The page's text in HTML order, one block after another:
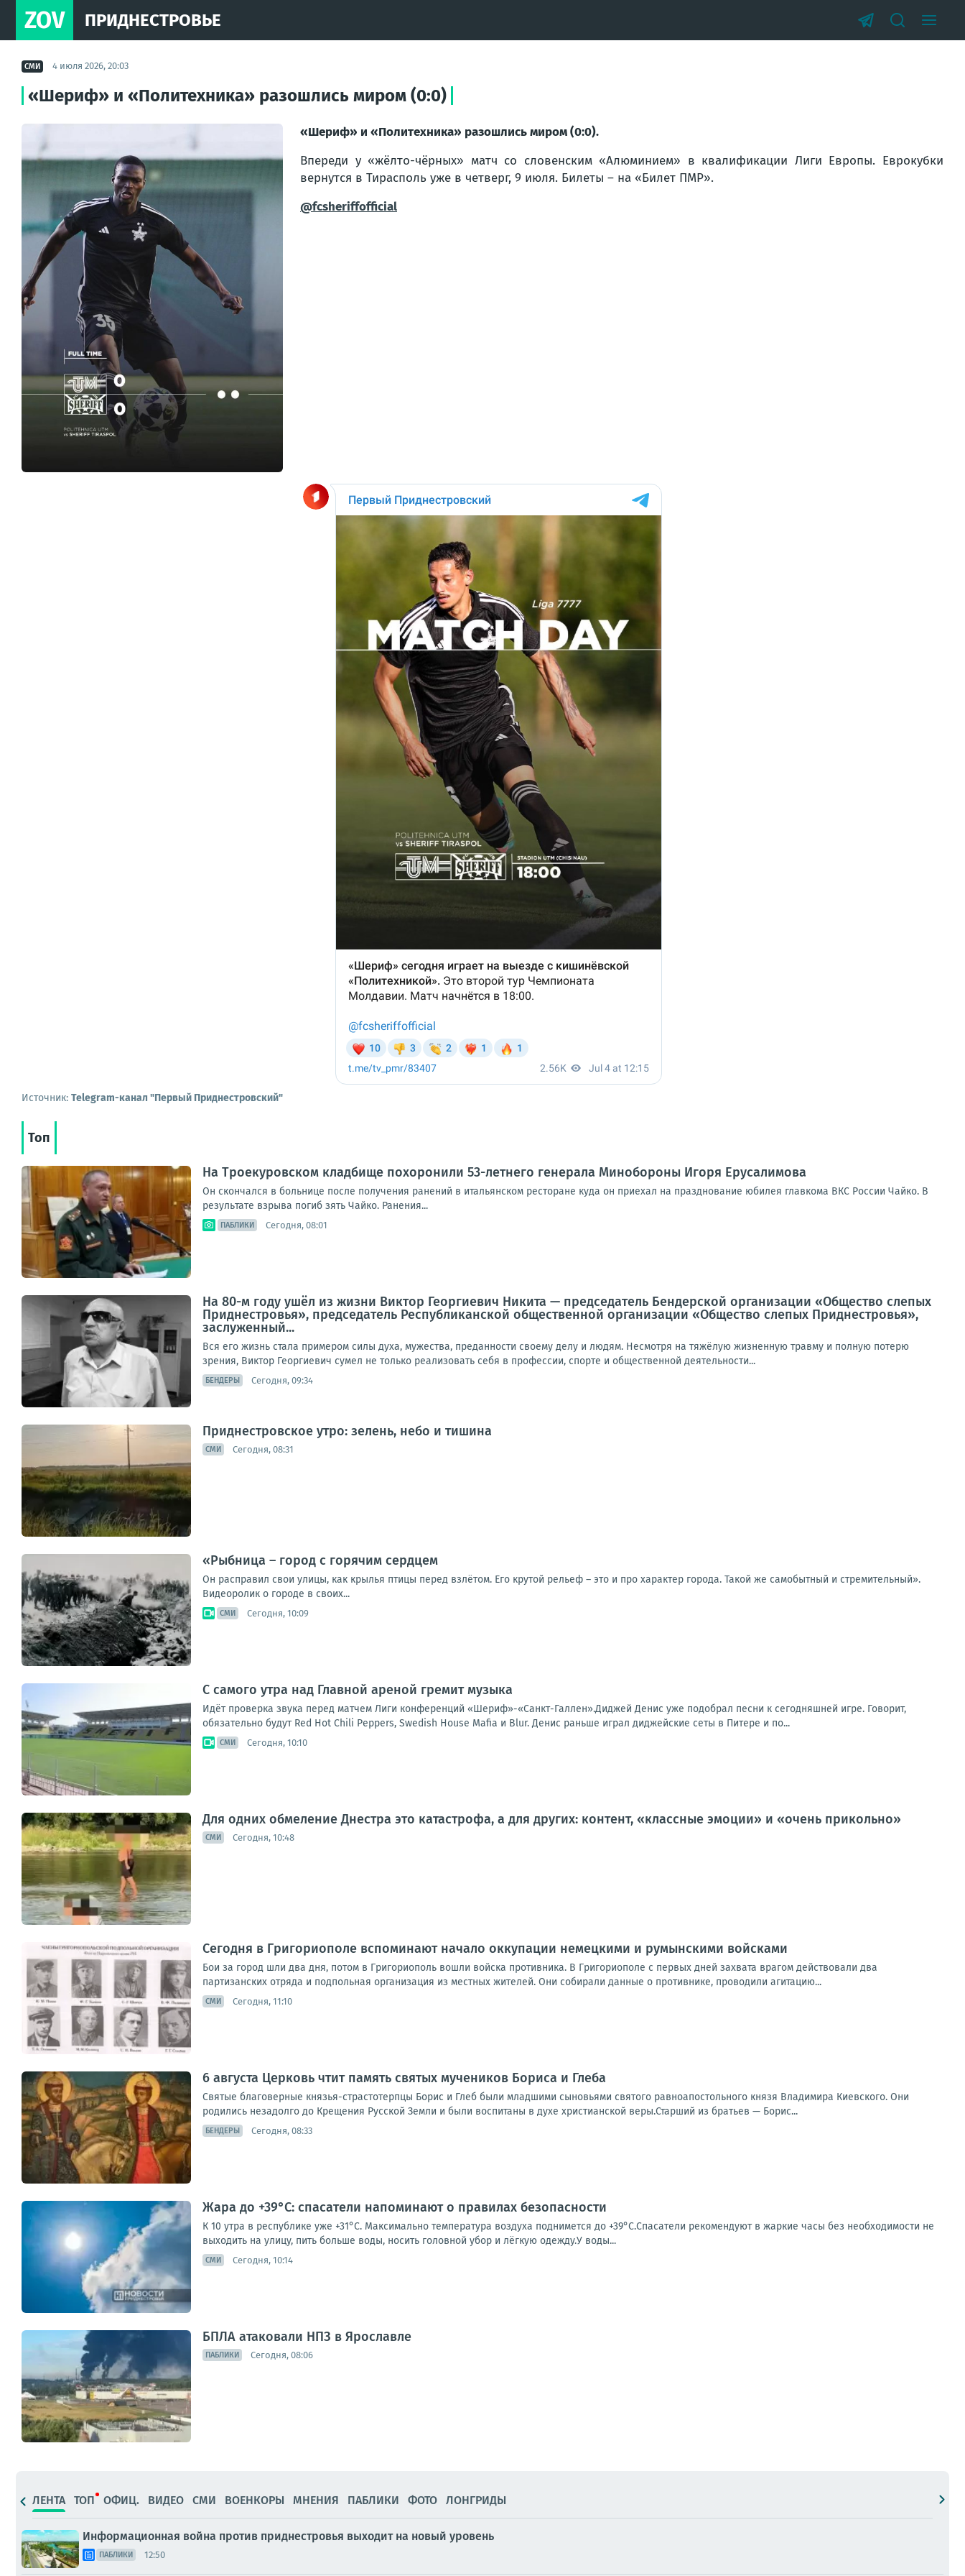
ZOV ПРИДНЕСТРОВЬЕ
СМИ 4 июля 2026, 20:03
«Шериф» и «Политехника» разошлись миром (0:0)
«Шериф» и «Политехника» разошлись миром (0:0).
Впереди у «жёлто-чёрных» матч со словенским «Алюминием» в квалификации Лиги Европы. Еврокубки
вернутся в Тирасполь уже в четверг, 9 июля. Билеты – на «Билет ПМР».
@fcsheriffofficial
Источник: Telegram-канал "Первый Приднестровский"
Топ
На Троекуровском кладбище похоронили 53-летнего генерала Минобороны Игоря Ерусалимова
Он скончался в больнице после получения ранений в итальянском ресторане куда он приехал на празднование юбилея главкома ВКС России Чайко. В
результате взрыва погиб зять Чайко. Ранения...
ПАБЛИКИ Сегодня, 08:01
На 80-м году ушёл из жизни Виктор Георгиевич Никита — председатель Бендерской организации «Общество слепых
Приднестровья», председатель Республиканской общественной организации «Общество слепых Приднестровья»,
заслуженный...
Вся его жизнь стала примером силы духа, мужества, преданности своему делу и людям. Несмотря на тяжёлую жизненную травму и полную потерю
зрения, Виктор Георгиевич сумел не только реализовать себя в профессии, спорте и общественной деятельности...
БЕНДЕРЫ Сегодня, 09:34
Приднестровское утро: зелень, небо и тишина
СМИ Сегодня, 08:31
«Рыбница – город с горячим сердцем
Он расправил свои улицы, как крылья птицы перед взлётом. Его крутой рельеф – это и про характер города. Такой же самобытный и стремительный».
Видеоролик о городе в своих...
СМИ Сегодня, 10:09
С самого утра над Главной ареной гремит музыка
Идёт проверка звука перед матчем Лиги конференций «Шериф»-«Санкт-Галлен».Диджей Денис уже подобрал песни к сегодняшней игре. Говорит,
обязательно будут Red Hot Chili Peppers, Swedish House Mafia и Blur. Денис раньше играл диджейские сеты в Питере и по...
СМИ Сегодня, 10:10
Для одних обмеление Днестра это катастрофа, а для других: контент, «классные эмоции» и «очень прикольно»
СМИ Сегодня, 10:48
Сегодня в Григориополе вспоминают начало оккупации немецкими и румынскими войсками
Бои за город шли два дня, потом в Григориополь вошли войска противника. В Григориополе с первых дней захвата врагом действовали два
партизанских отряда и подпольная организация из местных жителей. Они собирали данные о противнике, проводили агитацию...
СМИ Сегодня, 11:10
6 августа Церковь чтит память святых мучеников Бориса и Глеба
Святые благоверные князья-страстотерпцы Борис и Глеб были младшими сыновьями святого равноапостольного князя Владимира Киевского. Они
родились незадолго до Крещения Русской Земли и были воспитаны в духе христианской веры.Старший из братьев — Борис...
БЕНДЕРЫ Сегодня, 08:33
Жара до +39°С: спасатели напоминают о правилах безопасности
К 10 утра в республике уже +31°С. Максимально температура воздуха поднимется до +39°С.Спасатели рекомендуют в жаркие часы без необходимости не
выходить на улицу, пить больше воды, носить головной убор и лёгкую одежду.У воды...
СМИ Сегодня, 10:14
БПЛА атаковали НПЗ в Ярославле
ПАБЛИКИ Сегодня, 08:06
ЛЕНТА ТОП ОФИЦ. ВИДЕО СМИ ВОЕНКОРЫ МНЕНИЯ ПАБЛИКИ ФОТО ЛОНГРИДЫ
Информационная война против приднестровья выходит на новый уровень
ПАБЛИКИ 12:50